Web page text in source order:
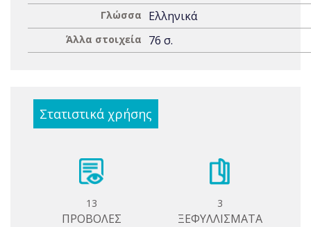
Γλώσσα Ελληνικά
Άλλα στοιχεία 76 σ.
Στατιστικά χρήσης
13
ΠΡΟΒΟΛΕΣ
3
ΞΕΦΥΛΛΙΣΜΑΤΑ